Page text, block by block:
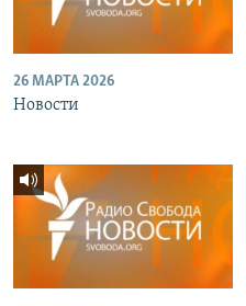
26 МАРТА 2026
Новости